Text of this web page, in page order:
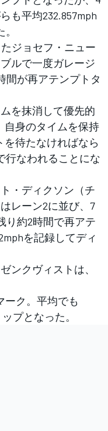
も平均232.857mph
ジョセフ・ニュー
ルで一度ガレージ
間が再アテンプトタ
を抹消して優先的
自身のタイムを保持
を待たなければなら
行なわれることにな
・ディクソン（チ
レーン2に並び、7
り約2時間で再アテ
を記録してディ
ンクヴィストは、
ーク。平均でも
プとなった。